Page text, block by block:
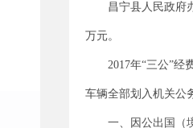
昌宁县人民政府
万元。
2017年“三公”
车辆全部划入机关公
一、因公出国（